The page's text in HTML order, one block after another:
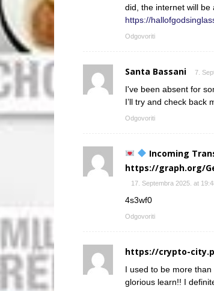
did, the internet will be
https://
Odgovoriti
Santa Bassani 7.
I've been absent for
I’ll try and check back
Odgovoriti
Incoming
https://graph.org/
17. Septembra 2025. at
4s3wf0
Odgovoriti
https://crypto-
I used to be more
glorious learn!! I